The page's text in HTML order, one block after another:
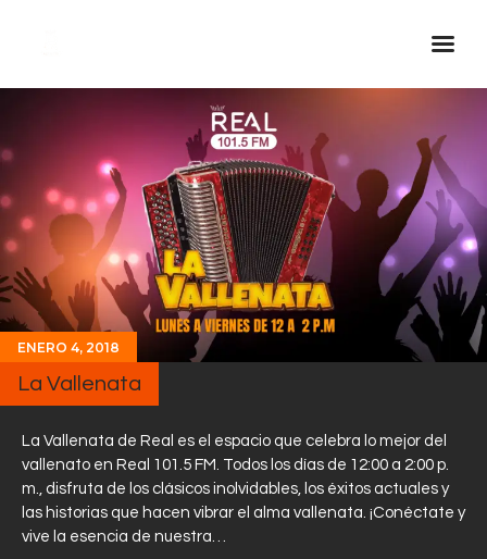
Inicio Real FM
Streaming
En Vivo
Descarga La APP
Programas
Noticias
Equipo
Sobre Nosotros
Contactos
ENERO 4, 2018
La Vallenata
La Vallenata de Real es el espacio que celebra lo mejor del
vallenato en Real 101.5 FM. Todos los días de 12:00 a 2:00 p.
m., disfruta de los clásicos inolvidables, los éxitos actuales y
las historias que hacen vibrar el alma vallenata. ¡Conéctate y
vive la esencia de nuestra…